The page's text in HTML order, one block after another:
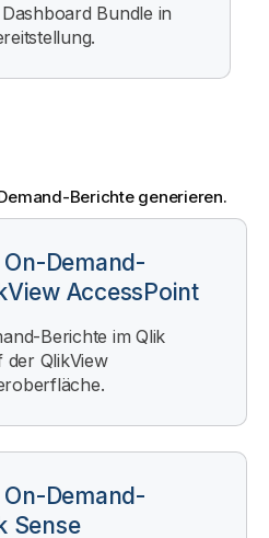
Bundle in
-Berichte generieren.
Demand-
AccessPoint
-Berichte im Qlik
der QlikView
Demand-
Sense